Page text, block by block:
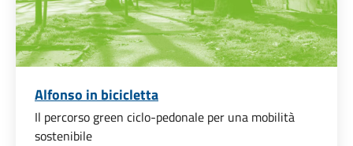
Alfonso in bicicletta
Il percorso green ciclo-pedonale per una mobilità
sostenibile